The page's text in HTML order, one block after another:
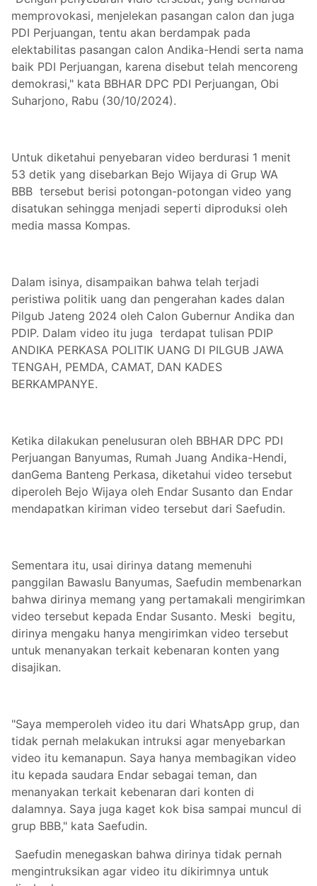
memprovokasi, menjelekan pasangan calon dan juga
PDI Perjuangan, tentu akan berdampak pada
elektabilitas pasangan calon Andika-Hendi serta nama
baik PDI Perjuangan, karena disebut telah mencoreng
demokrasi," kata BBHAR DPC PDI Perjuangan, Obi
Suharjono, Rabu (30/10/2024).
Untuk diketahui penyebaran video berdurasi 1 menit
53 detik yang disebarkan Bejo Wijaya di Grup WA
BBB tersebut berisi potongan-potongan video yang
disatukan sehingga menjadi seperti diproduksi oleh
media massa Kompas.
Dalam isinya, disampaikan bahwa telah terjadi
peristiwa politik uang dan pengerahan kades dalan
Pilgub Jateng 2024 oleh Calon Gubernur Andika dan
PDIP. Dalam video itu juga terdapat tulisan PDIP
ANDIKA PERKASA POLITIK UANG DI PILGUB JAWA
TENGAH, PEMDA, CAMAT, DAN KADES
BERKAMPANYE.
Ketika dilakukan penelusuran oleh BBHAR DPC PDI
Perjuangan Banyumas, Rumah Juang Andika-Hendi,
danGema Banteng Perkasa, diketahui video tersebut
diperoleh Bejo Wijaya oleh Endar Susanto dan Endar
mendapatkan kiriman video tersebut dari Saefudin.
Sementara itu, usai dirinya datang memenuhi
panggilan Bawaslu Banyumas, Saefudin membenarkan
bahwa dirinya memang yang pertamakali mengirimkan
video tersebut kepada Endar Susanto. Meski begitu,
dirinya mengaku hanya mengirimkan video tersebut
untuk menanyakan terkait kebenaran konten yang
disajikan.
"Saya memperoleh video itu dari WhatsApp grup, dan
tidak pernah melakukan intruksi agar menyebarkan
video itu kemanapun. Saya hanya membagikan video
itu kepada saudara Endar sebagai teman, dan
menanyakan terkait kebenaran dari konten di
dalamnya. Saya juga kaget kok bisa sampai muncul di
grup BBB," kata Saefudin.
Saefudin menegaskan bahwa dirinya tidak pernah
mengintruksikan agar video itu dikirimnya untuk